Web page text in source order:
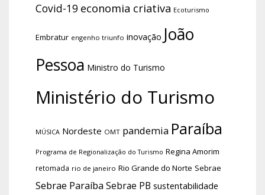
Covid-19 economia criativa Ecoturismo
Embratur engenho triunfo inovação João
Pessoa Ministro do Turismo
Ministério do Turismo
MÚSICA Nordeste OMT pandemia Paraíba
Programa de Regionalização do Turismo Regina Amorim
retomada rio de janeiro Rio Grande do Norte Sebrae
Sebrae Paraíba Sebrae PB sustentabilidade